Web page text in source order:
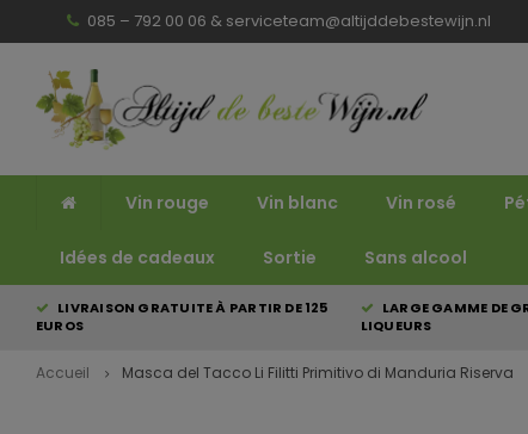
085 – 792 00 06 & serviceteam@altijddebestewijn.nl
Vin rouge Vin blanc Vin rosé
Idées de cadeaux Sortie Sans alcool
LIVRAISON GRATUITE À PARTIR DE 125
EUROS
LARGE GAMME DE
LIQUEURS
Accueil Masca del Tacco Li Filitti Primitivo di Manduria Riserva